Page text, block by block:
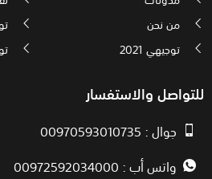
من نحن
توجيهي 2021
للتواصل والاستفسار
جوال : 00970593010735
واتس أب : 00972592034000